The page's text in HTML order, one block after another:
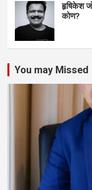
हृषिकेश
कोण?
You may Missed